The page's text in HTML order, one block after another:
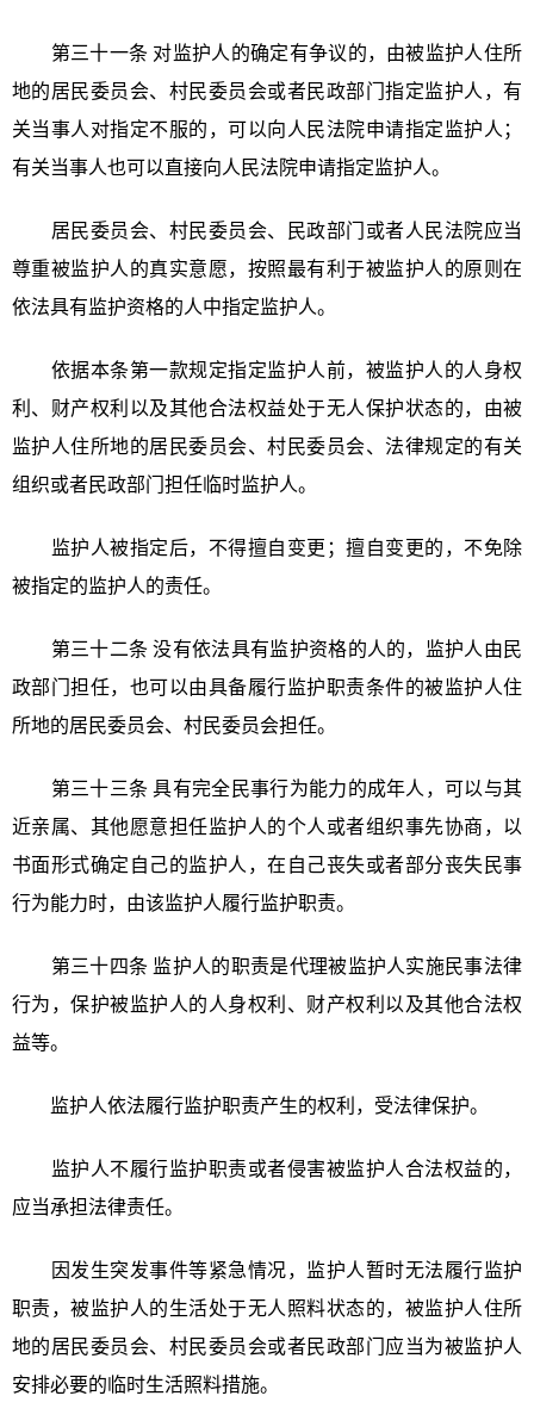
第三十一条 对监护人的确定有争议的，由被监护人住所
地的居民委员会、村民委员会或者民政部门指定监护人，有
关当事人对指定不服的，可以向人民法院申请指定监护人；
有关当事人也可以直接向人民法院申请指定监护人。
居民委员会、村民委员会、民政部门或者人民法院应当
尊重被监护人的真实意愿，按照最有利于被监护人的原则在
依法具有监护资格的人中指定监护人。
依据本条第一款规定指定监护人前，被监护人的人身权
利、财产权利以及其他合法权益处于无人保护状态的，由被
监护人住所地的居民委员会、村民委员会、法律规定的有关
组织或者民政部门担任临时监护人。
监护人被指定后，不得擅自变更；擅自变更的，不免除
被指定的监护人的责任。
第三十二条 没有依法具有监护资格的人的，监护人由民
政部门担任，也可以由具备履行监护职责条件的被监护人住
所地的居民委员会、村民委员会担任。
第三十三条 具有完全民事行为能力的成年人，可以与其
近亲属、其他愿意担任监护人的个人或者组织事先协商，以
书面形式确定自己的监护人，在自己丧失或者部分丧失民事
行为能力时，由该监护人履行监护职责。
第三十四条 监护人的职责是代理被监护人实施民事法律
行为，保护被监护人的人身权利、财产权利以及其他合法权
益等。
监护人依法履行监护职责产生的权利，受法律保护。
监护人不履行监护职责或者侵害被监护人合法权益的，
应当承担法律责任。
因发生突发事件等紧急情况，监护人暂时无法履行监护
职责，被监护人的生活处于无人照料状态的，被监护人住所
地的居民委员会、村民委员会或者民政部门应当为被监护人
安排必要的临时生活照料措施。